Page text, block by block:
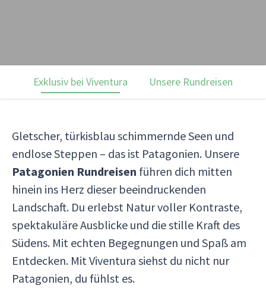
Exklusiv bei Viventura Unsere Rundreisen
Gletscher, türkisblau schimmernde Seen und
endlose Steppen – das ist Patagonien. Unsere
Patagonien Rundreisen führen dich mitten
hinein ins Herz dieser beeindruckenden
Landschaft. Du erlebst Natur voller Kontraste,
spektakuläre Ausblicke und die stille Kraft des
Südens. Mit echten Begegnungen und Spaß am
Entdecken. Mit Viventura siehst du nicht nur
Patagonien, du fühlst es.